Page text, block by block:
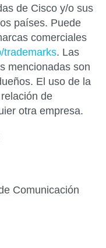
de Cisco y/o sus
países. Puede
comerciales
trademarks. Las
mencionadas son
El uso de la
de
otra empresa.
Comunicación